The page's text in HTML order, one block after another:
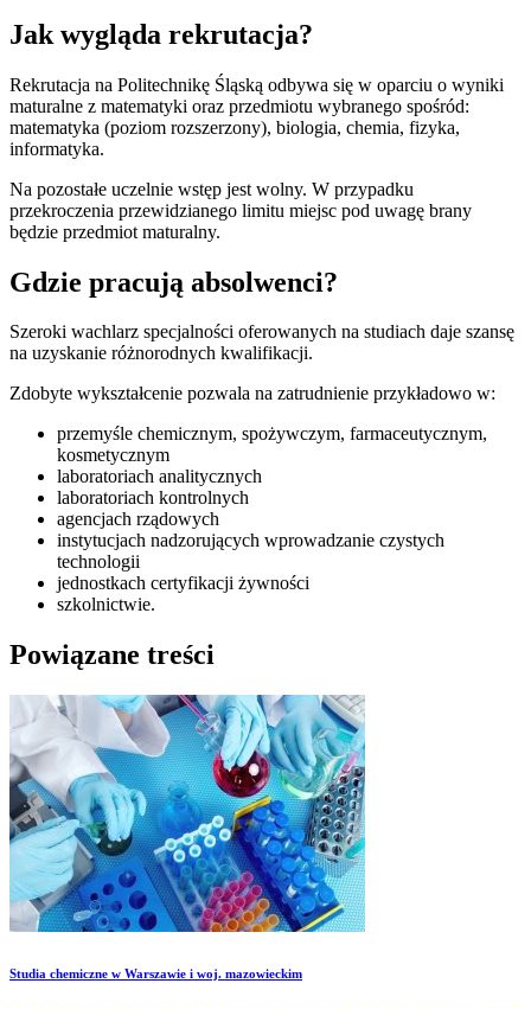
Jak wygląda rekrutacja?
Rekrutacja na Politechnikę Śląską odbywa się w oparciu o wyniki
maturalne z matematyki oraz przedmiotu wybranego spośród:
matematyka (poziom rozszerzony), biologia, chemia, fizyka,
informatyka.
Na pozostałe uczelnie wstęp jest wolny. W przypadku
przekroczenia przewidzianego limitu miejsc pod uwagę brany
będzie przedmiot maturalny.
Gdzie pracują absolwenci?
Szeroki wachlarz specjalności oferowanych na studiach daje szansę
na uzyskanie różnorodnych kwalifikacji.
Zdobyte wykształcenie pozwala na zatrudnienie przykładowo w:
przemyśle chemicznym, spożywczym, farmaceutycznym,
kosmetycznym
laboratoriach analitycznych
laboratoriach kontrolnych
agencjach rządowych
instytucjach nadzorujących wprowadzanie czystych
technologii
jednostkach certyfikacji żywności
szkolnictwie.
Powiązane treści
Studia chemiczne w Warszawie i woj. mazowieckim